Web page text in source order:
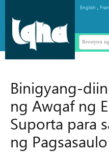
English .
Bersiyon
Binigyang-
ng Awqaf ng
Suporta para
ng